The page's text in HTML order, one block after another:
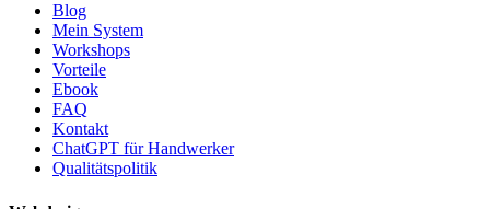
Blog
Mein System
Workshops
Vorteile
Ebook
FAQ
Kontakt
ChatGPT für Handwerker
Qualitätspolitik